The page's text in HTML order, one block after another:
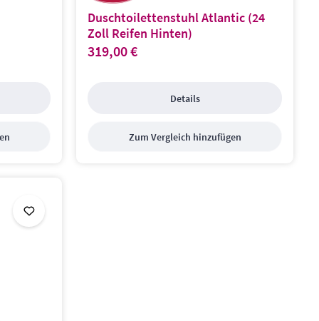
Duschtoilettenstuhl Atlantic (24
Zoll Reifen Hinten)
Regulärer Preis:
319,00 €
Details
Zum Vergleich hinzufügen